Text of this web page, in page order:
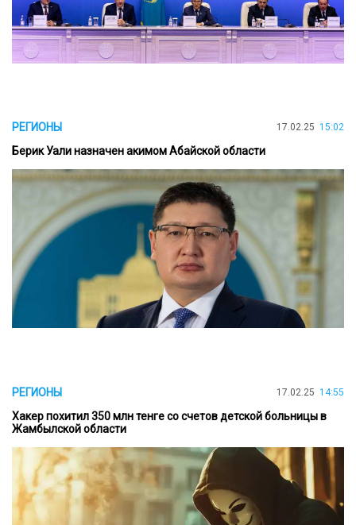
РЕГИОНЫ 17.02.25 15:02
Берик Уали назначен акимом Абайской области
РЕГИОНЫ 17.02.25 14:55
Хакер похитил 350 млн тенге со счетов детской больницы в
Жамбылской области